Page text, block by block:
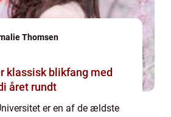
Thomsen
året rundt
er en af de ældste